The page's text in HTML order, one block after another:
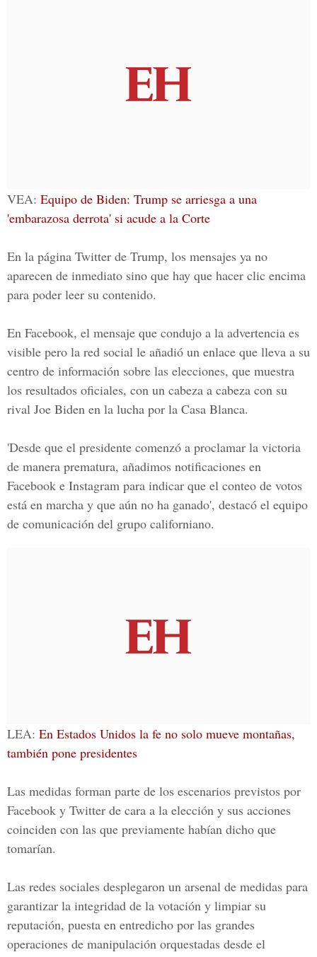
VEA: Equipo de Biden: Trump se arriesga a una
'embarazosa derrota' si acude a la Corte
En la página Twitter de Trump, los mensajes ya no
aparecen de inmediato sino que hay que hacer clic encima
para poder leer su contenido.
En Facebook, el mensaje que condujo a la advertencia es
visible pero la red social le añadió un enlace que lleva a su
centro de información sobre las elecciones, que muestra
los resultados oficiales, con un cabeza a cabeza con su
rival Joe Biden en la lucha por la Casa Blanca.
'Desde que el presidente comenzó a proclamar la victoria
de manera prematura, añadimos notificaciones en
Facebook e Instagram para indicar que el conteo de votos
está en marcha y que aún no ha ganado', destacó el equipo
de comunicación del grupo californiano.
LEA: En Estados Unidos la fe no solo mueve montañas,
también pone presidentes
Las medidas forman parte de los escenarios previstos por
Facebook y Twitter de cara a la elección y sus acciones
coinciden con las que previamente habían dicho que
tomarían.
Las redes sociales desplegaron un arsenal de medidas para
garantizar la integridad de la votación y limpiar su
reputación, puesta en entredicho por las grandes
operaciones de manipulación orquestadas desde el